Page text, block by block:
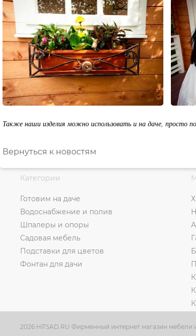
Также наши изделия можно использовать и на даче, просто
Вернуться к новостям
Категории
Готовим на даче
Водоснабжение и полив
Шпалеры и опоры
Садовая мебель
Подставки для цветов
Фонтан для дачи
2026 HiTSAD.RU Фирменный интернет магазин